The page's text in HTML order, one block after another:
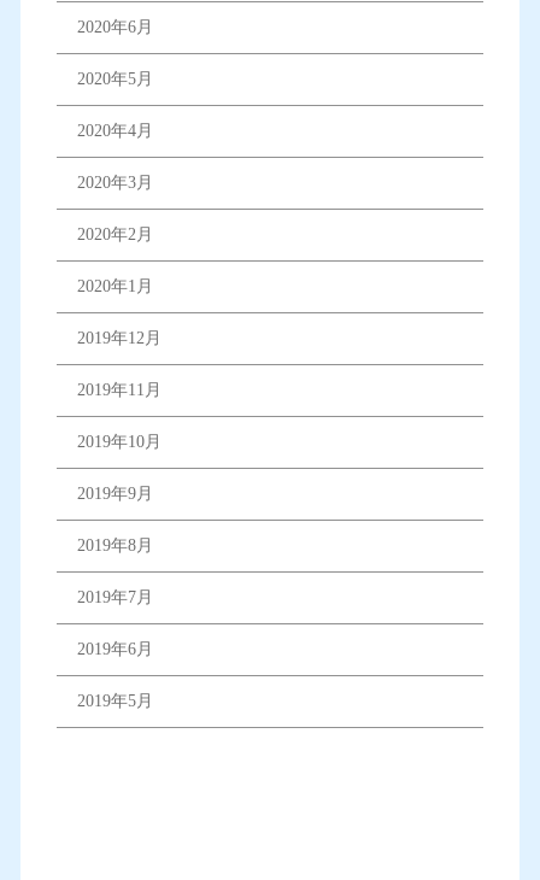
2020年6月
2020年5月
2020年4月
2020年3月
2020年2月
2020年1月
2019年12月
2019年11月
2019年10月
2019年9月
2019年8月
2019年7月
2019年6月
2019年5月